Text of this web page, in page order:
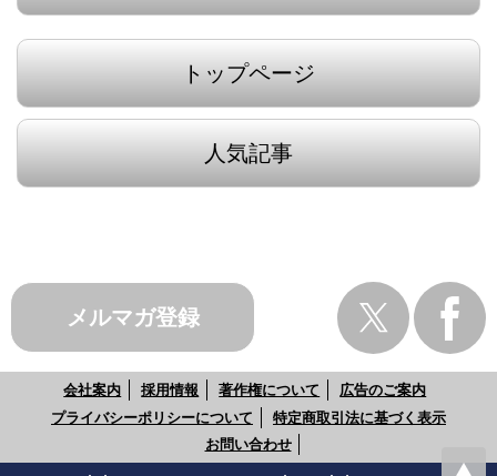
トップページ
人気記事
メルマガ登録
会社案内 採用情報 著作権について
広告のご案内
プライバシーポリシーについて
特定商取引法に基づく表示
お問い合わせ